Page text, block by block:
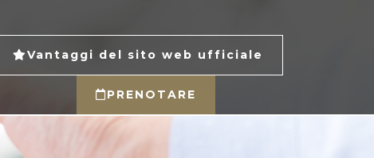
Vantaggi del sito web ufficiale
PRENOTARE